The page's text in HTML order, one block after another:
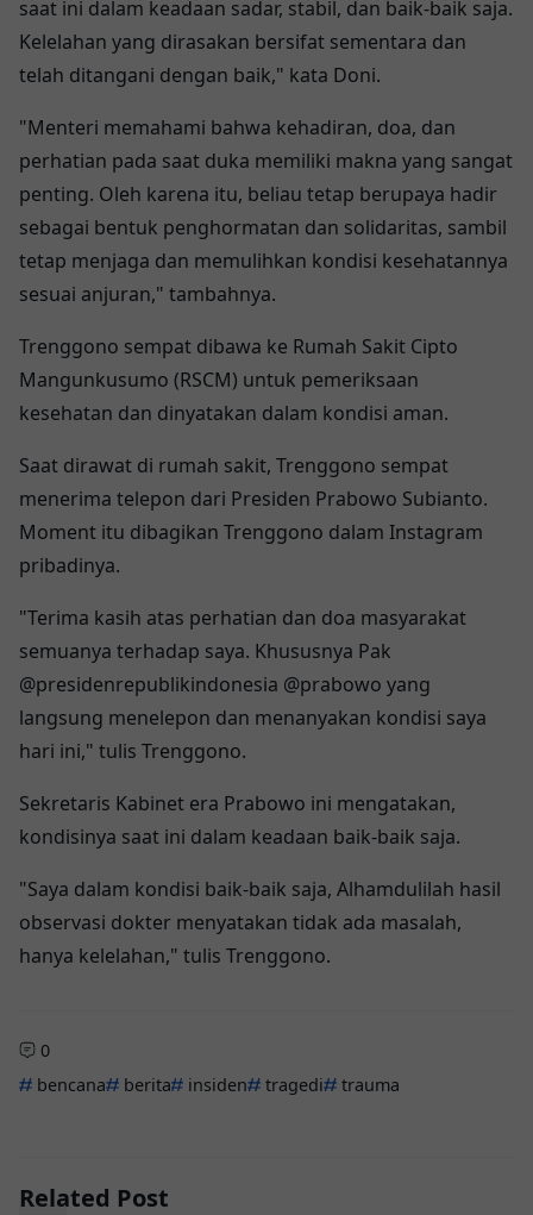
saat ini dalam keadaan sadar, stabil, dan baik-baik saja.
Kelelahan yang dirasakan bersifat sementara dan
telah ditangani dengan baik," kata Doni.
"Menteri memahami bahwa kehadiran, doa, dan
perhatian pada saat duka memiliki makna yang sangat
penting. Oleh karena itu, beliau tetap berupaya hadir
sebagai bentuk penghormatan dan solidaritas, sambil
tetap menjaga dan memulihkan kondisi kesehatannya
sesuai anjuran," tambahnya.
Trenggono sempat dibawa ke Rumah Sakit Cipto
Mangunkusumo (RSCM) untuk pemeriksaan
kesehatan dan dinyatakan dalam kondisi aman.
Saat dirawat di rumah sakit, Trenggono sempat
menerima telepon dari Presiden Prabowo Subianto.
Moment itu dibagikan Trenggono dalam Instagram
pribadinya.
"Terima kasih atas perhatian dan doa masyarakat
semuanya terhadap saya. Khususnya Pak
@presidenrepublikindonesia @prabowo yang
langsung menelepon dan menanyakan kondisi saya
hari ini," tulis Trenggono.
Sekretaris Kabinet era Prabowo ini mengatakan,
kondisinya saat ini dalam keadaan baik-baik saja.
"Saya dalam kondisi baik-baik saja, Alhamdulilah hasil
observasi dokter menyatakan tidak ada masalah,
hanya kelelahan," tulis Trenggono.
0
bencana
berita insiden tragedi trauma
Related Post